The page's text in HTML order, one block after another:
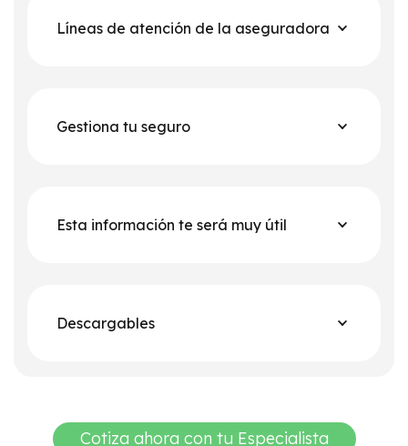
Líneas de atención de la aseguradora
Gestiona tu seguro
Esta información te será muy útil
Descargables
Cotiza ahora con tu Especialista